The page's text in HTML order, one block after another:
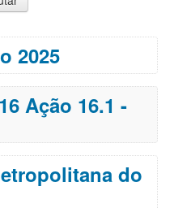
2025
Ação 16.1 -
do